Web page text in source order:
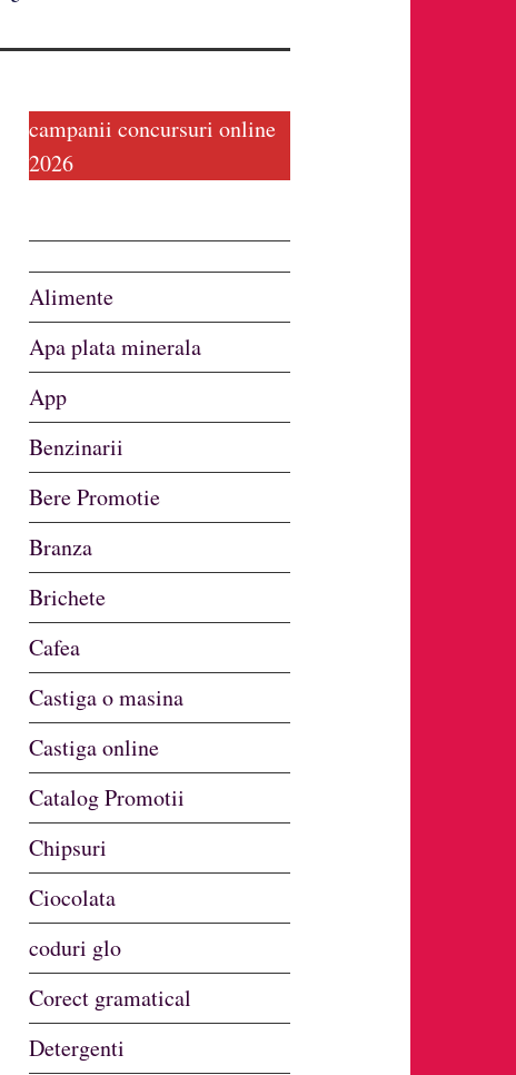
campanii concursuri online
2026
Alimente
Apa plata minerala
App
Benzinarii
Bere Promotie
Branza
Brichete
Cafea
Castiga o masina
Castiga online
Catalog Promotii
Chipsuri
Ciocolata
coduri glo
Corect gramatical
Detergenti